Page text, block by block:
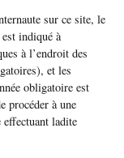
sur ce site, le
indiqué à
à l’endroit des
et les
obligatoire est
procéder à une
effectuant ladite